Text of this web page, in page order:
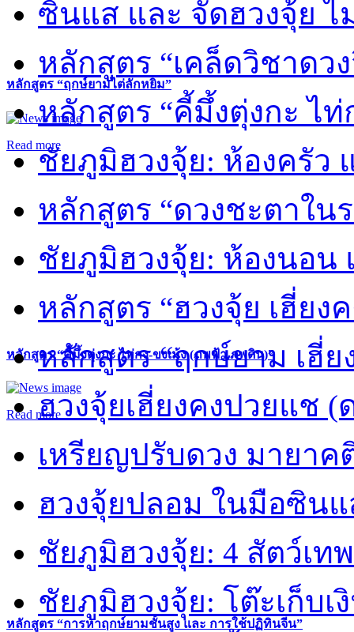
หลักสูตร “ฤกษ์ยามไต่ลักหยิ่ม”
Read more
หลักสูตร “คี้มึ้งตุ่งกะ ไท่กง-ขงเม้ง (ภพฟ้า ภพดิน)”
Read more
หลักสูตร “การหาฤกษ์ยามชั้นสูง และ การใช้ปฏิทินจีน”
ซินแส และ จัดฮวงจุ้ย ไ
หลักสูตร “เคล็ดวิชาดว
หลักสูตร “คี้มึ้งตุ่งกะ ไ
ชัยภูมิฮวงจุ้ย: ห้องครัว
หลักสูตร “ดวงชะตาใน
ชัยภูมิฮวงจุ้ย: ห้องนอน
หลักสูตร “ฮวงจุ้ย เฮี่ยง
หลักสูตร “ฤกษ์ยาม เฮี่ย
ฮวงจุ้ยเฮี่ยงคงปวยแช (
เหรียญปรับดวง มายา
ฮวงจุ้ยปลอม ในมือซิน
ชัยภูมิฮวงจุ้ย: 4 สัตว์เทพ
ชัยภูมิฮวงจุ้ย: โต๊ะเก็บเ